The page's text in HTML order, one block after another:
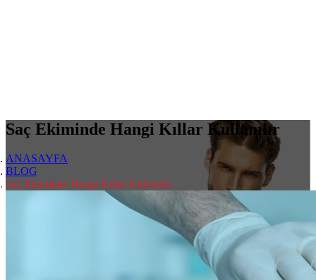
Saç Ekiminde Hangi Kıllar Kullanılır
ANASAYFA
BLOG
Saç Ekiminde Hangi Kıllar Kullanılır